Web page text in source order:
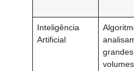
Inteligência
Artificial
grandes